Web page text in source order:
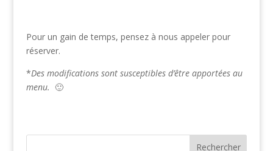
Pour un gain de temps, pensez à nous appeler pour
réserver.
*Des modifications sont susceptibles d’être apportées au
menu. 🙂